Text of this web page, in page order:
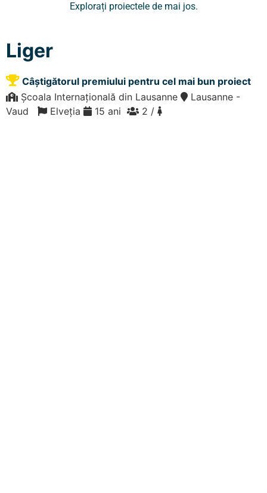
Explorați proiectele de mai jos.
Liger
Câștigătorul premiului pentru cel mai bun proiect
Școala Internațională din Lausanne
Lausanne -
Vaud
Elveția 15 ani 2 /